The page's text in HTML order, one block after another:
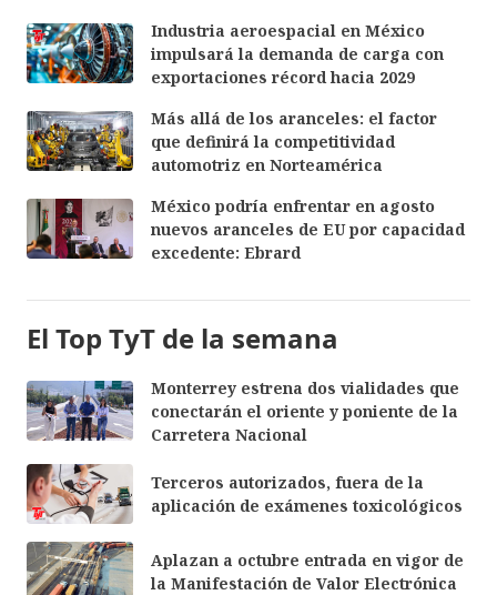
Industria aeroespacial en México
impulsará la demanda de carga con
exportaciones récord hacia 2029
Más allá de los aranceles: el factor
que definirá la competitividad
automotriz en Norteamérica
México podría enfrentar en agosto
nuevos aranceles de EU por capacidad
excedente: Ebrard
El Top TyT de la semana
Monterrey estrena dos vialidades que
conectarán el oriente y poniente de la
Carretera Nacional
Terceros autorizados, fuera de la
aplicación de exámenes toxicológicos
Aplazan a octubre entrada en vigor de
la Manifestación de Valor Electrónica